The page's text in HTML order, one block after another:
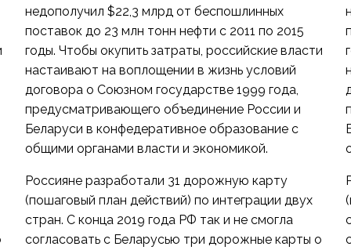
недополучил $22,3 млрд от беспошлинных
поставок до 23 млн тонн нефти с 2011 по 2015
годы. Чтобы окупить затраты, российские власти
настаивают на воплощении в жизнь условий
договора о Союзном государстве 1999 года,
предусматривающего объединение России и
Беларуси в конфедеративное образование с
общими органами власти и экономикой.
Россияне разработали 31 дорожную карту
(пошаговый план действий) по интеграции двух
стран. С конца 2019 года РФ так и не смогла
согласовать с Беларусью три дорожные карты о